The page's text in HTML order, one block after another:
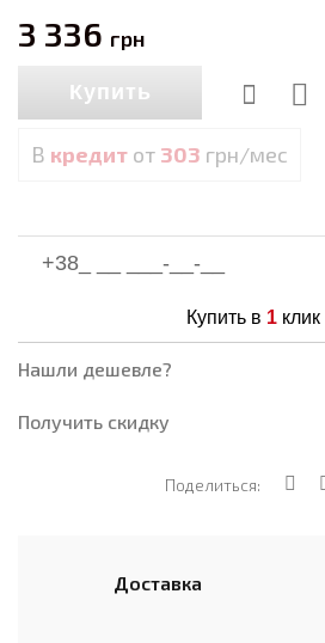
3 336 грн
Купить
В кредит от 303 грн/мес
Купить в 1клик
Нашли дешевле?
Получить скидку
Поделиться:
Доставка